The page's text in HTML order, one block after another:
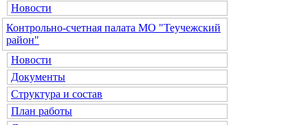
Новости
Контрольно-счетная палата МО "Теучежский
район"
Новости
Документы
Структура и состав
План работы